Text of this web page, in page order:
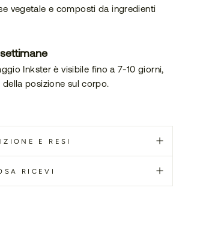
vegetale e composti da ingredienti
Inkster è visibile fino a 7-10 giorni,
della posizione sul corpo.
E RESI
RICEVI